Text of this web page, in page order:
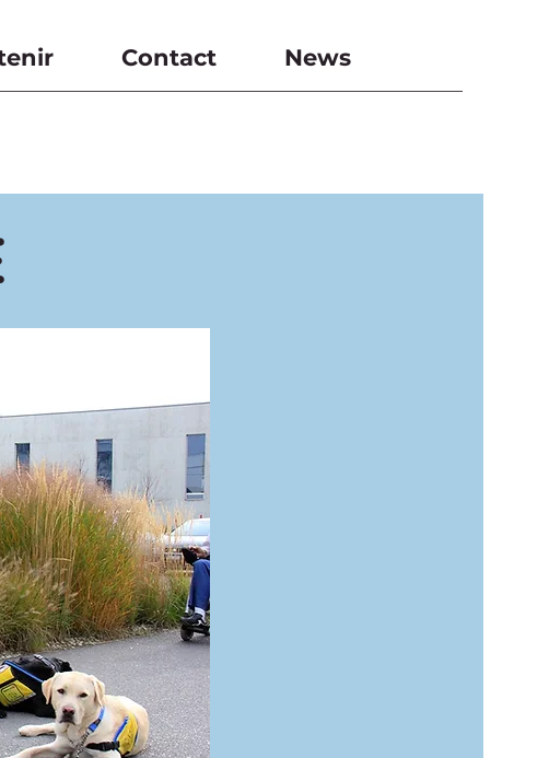
Contact News